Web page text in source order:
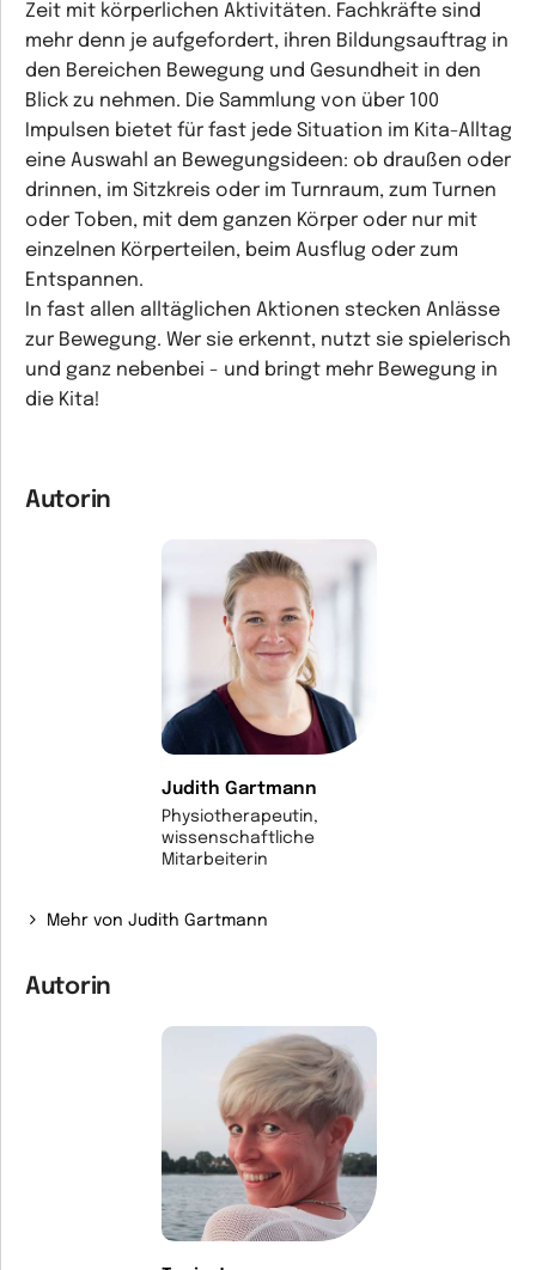
Zeit mit körperlichen Aktivitäten. Fachkräfte sind
mehr denn je aufgefordert, ihren Bildungsauftrag in
den Bereichen Bewegung und Gesundheit in den
Blick zu nehmen. Die Sammlung von über 100
Impulsen bietet für fast jede Situation im Kita-Alltag
eine Auswahl an Bewegungsideen: ob draußen oder
drinnen, im Sitzkreis oder im Turnraum, zum Turnen
oder Toben, mit dem ganzen Körper oder nur mit
einzelnen Körperteilen, beim Ausflug oder zum
Entspannen.
In fast allen alltäglichen Aktionen stecken Anlässe
zur Bewegung. Wer sie erkennt, nutzt sie spielerisch
und ganz nebenbei - und bringt mehr Bewegung in
die Kita!
Autorin
Judith Gartmann
Physiotherapeutin,
wissenschaftliche
Mitarbeiterin
Mehr von Judith Gartmann
Autorin